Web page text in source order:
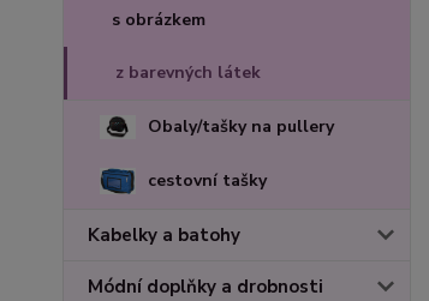
s obrázkem
z barevných látek
Obaly/tašky na pullery
cestovní tašky
Kabelky a batohy
Módní doplňky a drobnosti